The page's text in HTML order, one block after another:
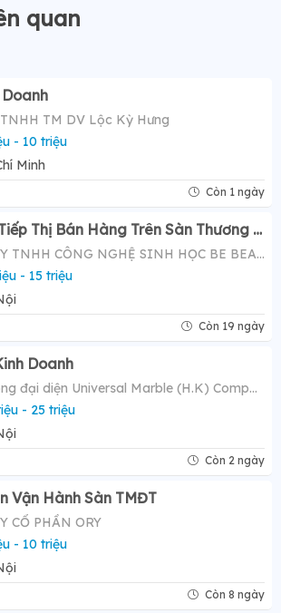
quan
TM DV Lộc Kỳ Hưng
- 10 triệu
Minh
Còn 1 ngày
Tuyển Quản Lý Tiếp Thị Bán Hàng Trên Sàn Thương Mại Điện Tử ( Tiktok Shop)- Mức Lương Hấp Dẫn 12-20 Triệu
CÔNG TY TNHH CÔNG NGHỆ SINH HỌC BE BEAUTY
- 15 triệu
Còn 19 ngày
Doanh
Văn phòng đại diện Universal Marble (H.K) Company Limited
- 25 triệu
Còn 2 ngày
Vận Hành Sàn TMĐT
CỔ PHẦN ORY
- 10 triệu
Còn 8 ngày